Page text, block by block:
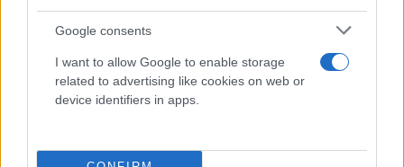
Google consents
I want to allow Google to enable storage
related to advertising like cookies on web or
device identifiers in apps.